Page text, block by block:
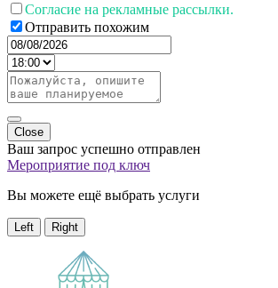
Согласие на рекламные рассылки.
Отправить похожим
Close
Ваш запрос успешно отправлен
Мероприятие под ключ
Вы можете ещё выбрать услуги
Left Right